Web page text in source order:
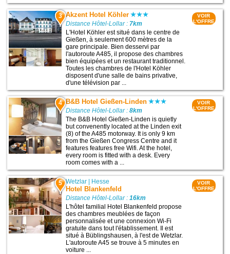
3 Akzent Hotel Köhler
Distance Hôtel-Lollar : 7km
L'Hotel Köhler est situé dans le centre de
Gießen, à seulement 600 mètres de la
gare principale. Bien desservi par
l'autoroute A485, il propose des chambres
bien équipées et un restaurant traditionnel.
Toutes les chambres de l'Hotel Köhler
disposent d'une salle de bains privative,
d'une télévision par ...
VOIR
L'OFFRE
4 B&B Hotel Gießen-Linden
Distance Hôtel-Lollar :8km
The B&B Hotel Gießen-Linden is quietly
but convenently located at the Linden exit
(8) of the A485 motorway. It is only 9 km
from the Gießen Congress Centre and it
features features free Wifi. At the hotel,
every room is fitted with a desk. Every
room comes with a ...
VOIR
L'OFFRE
5 Wetzlar | Hesse
Hotel Blankenfeld
Distance Hôtel-Lollar :16km
L'hôtel familial Hotel Blankenfeld propose
des chambres meublées de façon
personnalisée et une connexion Wi-Fi
gratuite dans tout l'établissement. Il est
situé à Büblingshausen, à l'est de Wetzlar.
L'autoroute A45 se trouve à 5 minutes en
voiture ...
VOIR
L'OFFRE